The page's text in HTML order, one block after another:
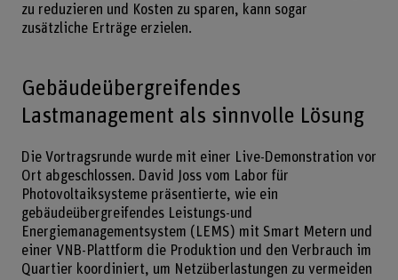
zu reduzieren und Kosten zu sparen, kann sogar
zusätzliche Erträge erzielen.
Gebäudeübergreifendes
Lastmanagement als sinnvolle Lösung
Die Vortragsrunde wurde mit einer Live-Demonstration vor
Ort abgeschlossen. David Joss vom Labor für
Photovoltaiksysteme präsentierte, wie ein
gebäudeübergreifendes Leistungs-und
Energiemanagementsystem (LEMS) mit Smart Metern und
einer VNB-Plattform die Produktion und den Verbrauch im
Quartier koordiniert, um Netzüberlastungen zu vermeiden